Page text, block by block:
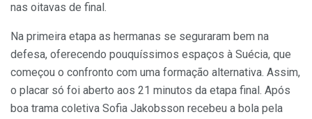
nas oitavas de final.
Na primeira etapa as hermanas se seguraram bem na
defesa, oferecendo pouquíssimos espaços à Suécia, que
começou o confronto com uma formação alternativa. Assim,
o placar só foi aberto aos 21 minutos da etapa final. Após
boa trama coletiva Sofia Jakobsson recebeu a bola pela